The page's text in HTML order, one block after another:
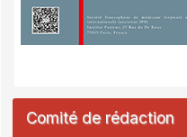
Comité de rédaction